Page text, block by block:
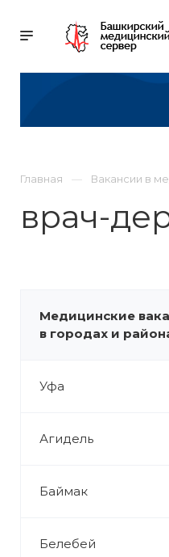
Главная Вакансии в
врач-
Медицинские
в городах и
Уфа
Агидель
Баймак
Белебей